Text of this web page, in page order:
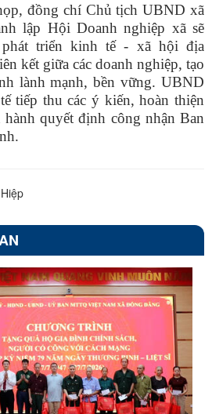
đồng chí Chủ tịch UBND xã
lập Hội Doanh nghiệp xã sẽ
triển kinh tế - xã hội địa
kết giữa các doanh nghiệp, tạo
lành mạnh, bền vững. UBND
tiếp thu các ý kiến, hoàn thiện
quyết định công nhận Ban